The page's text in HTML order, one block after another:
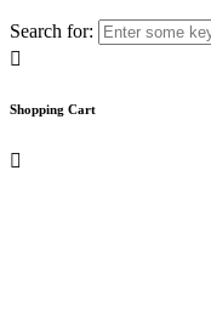
Search for:
Shopping Cart